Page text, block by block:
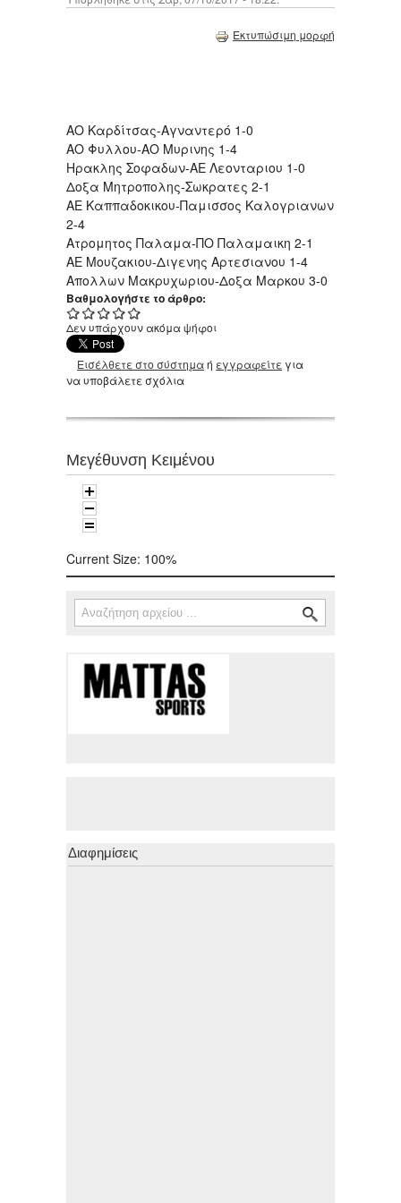
Εκτυπώσιμη μορφή
ΑΟ Καρδίτσας-Αγναντερό 1-0
ΑΟ Φυλλου-ΑΟ Μυρινης 1-4
Ηρακλης Σοφαδων-ΑΕ Λεονταριου 1-0
Δοξα Μητροπολης-Σωκρατες 2-1
ΑΕ Καππαδοκικου-Παμισσος Καλογριανων
2-4
Ατρομητος Παλαμα-ΠΟ Παλαμαικη 2-1
ΑΕ Μουζακιου-Διγενης Αρτεσιανου 1-4
Απολλων Μακρυχωριου-Δοξα Μαρκου 3-0
Βαθμολογήστε το άρθρο:
Δεν υπάρχουν ακόμα ψήφοι
Εισέλθετε στο σύστημαή εγγραφείτε για
να υποβάλετε σχόλια
Μεγέθυνση Κειμένου
Current Size: 100%
Φόρμα αναζήτησης
Αναζήτηση
Διαφημίσεις